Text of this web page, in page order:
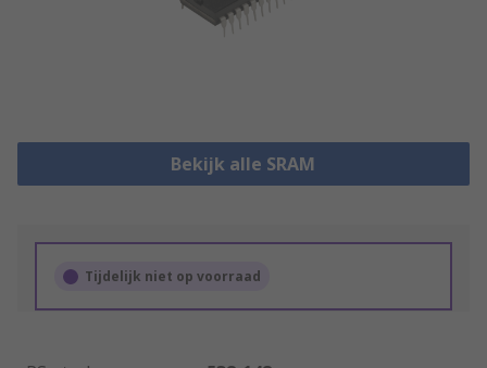
Bekijk alle SRAM
Tijdelijk niet op voorraad